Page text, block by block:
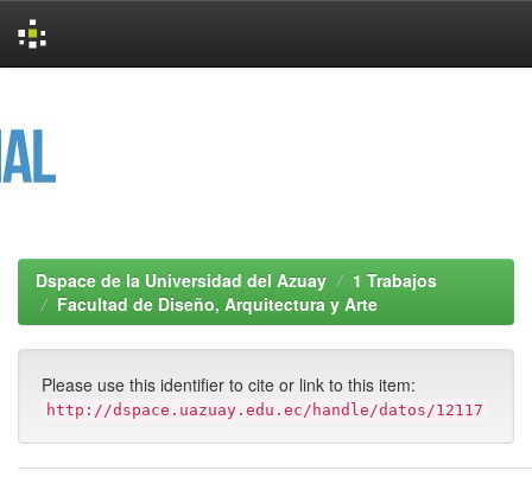
Dspace de la Universidad del Azuay
1 Trabajos
Facultad de Diseño, Arquitectura y Arte
Please use this identifier to cite or link to this item:
http://dspace.uazuay.edu.ec/handle/datos/12117